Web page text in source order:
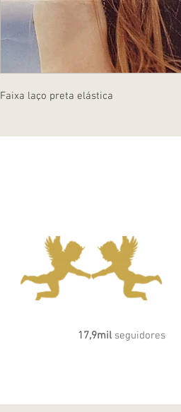
Faixa laço preta elástica
17,9mil seguidores